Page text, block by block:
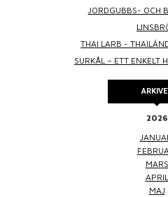
JORDGUBBS- OCH
THAI LARB -
SURKÅL – ETT ENKELT
2026
MARS
APRIL
MAJ